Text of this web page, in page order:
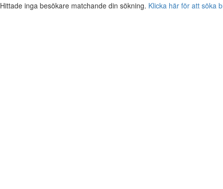
Hittade inga besökare matchande din sökning. Klicka här för att söka